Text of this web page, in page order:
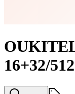
16+32/